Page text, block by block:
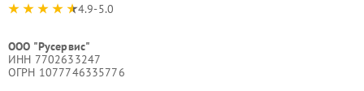
4.9-5.0
ООО "Русервис"
ИНН 7702633247
ОГРН 1077746335776